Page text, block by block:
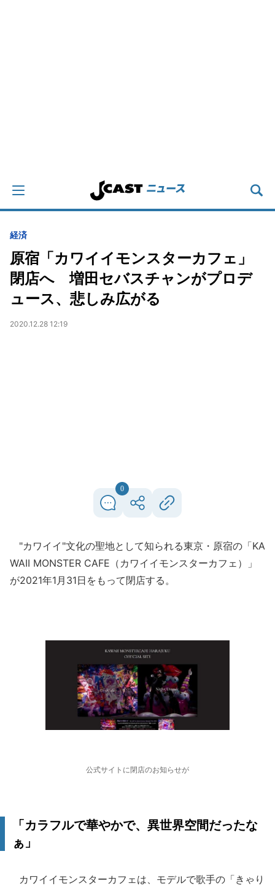
経済
原宿「カワイイモンスターカフェ」
閉店へ 増田セバスチャンがプロデ
ュース、悲しみ広がる
2020.12.28 12:19
0
"カワイイ"文化の聖地として知られる東京・原宿の「KA
WAII MONSTER CAFE（カワイイモンスターカフェ）」
が2021年1月31日をもって閉店する。
公式サイトに閉店のお知らせが
「カラフルで華やかで、異世界空間だったな
ぁ」
カワイイモンスターカフェは、モデルで歌手の「きゃり